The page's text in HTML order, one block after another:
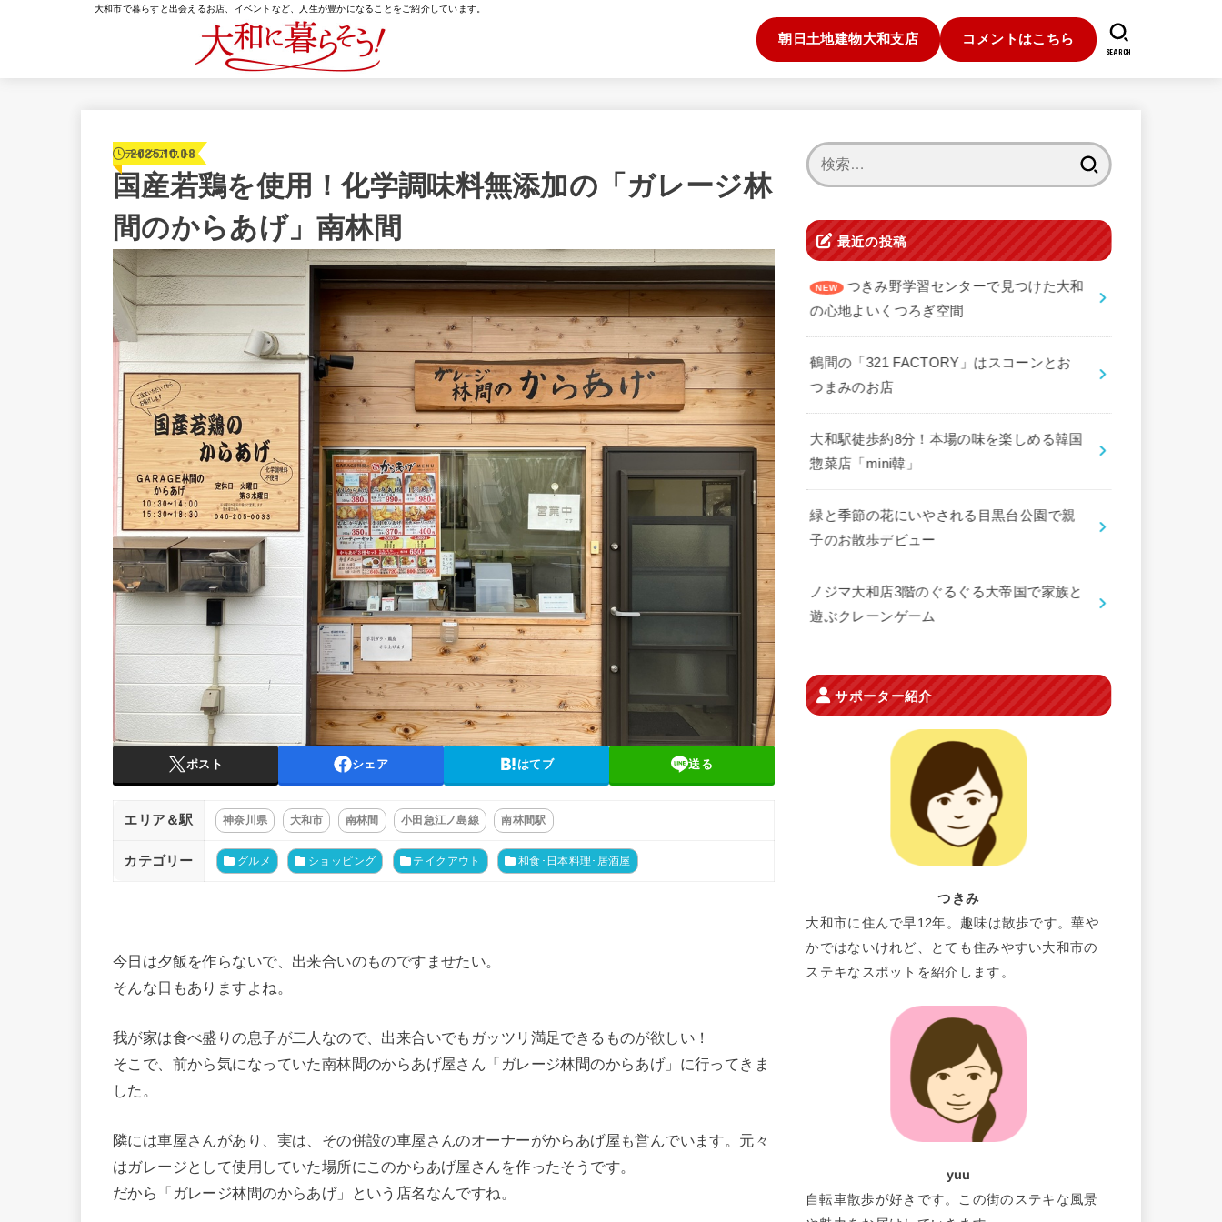
大和市で暮らすと出会えるお店、イベントなど、人生が豊かになることをご紹介しています。
朝日土地建物大和支店 コメントはこちら
SEARCH
テイクアウト
2025.10.08
国産若鶏を使用！化学調味料無添加の「ガレージ林
間のからあげ」南林間
ポスト シェア はてブ 送る
エリア＆駅 神奈川県 大和市 南林間 小田急江ノ島線 南林間駅
カテゴリー グルメ ショッピング テイクアウト 和食･日本料理･居酒屋
今日は夕飯を作らないで、出来合いのものですませたい。
そんな日もありますよね。
我が家は食べ盛りの息子が二人なので、出来合いでもガッツリ満足できるものが欲しい！
そこで、前から気になっていた南林間のからあげ屋さん「ガレージ林間のからあげ」に行ってきま
した。
隣には車屋さんがあり、実は、その併設の車屋さんのオーナーがからあげ屋も営んでいます。元々
はガレージとして使用していた場所にこのからあげ屋さんを作ったそうです。
だから「ガレージ林間のからあげ」という店名なんですね。
最近の投稿
つきみ野学習センターで見つけた大和
の心地よいくつろぎ空間
鶴間の「321 FACTORY」はスコーンとお
つまみのお店
大和駅徒歩約8分！本場の味を楽しめる韓国
惣菜店「mini韓」
緑と季節の花にいやされる目黒台公園で親
子のお散歩デビュー
ノジマ大和店3階のぐるぐる大帝国で家族と
遊ぶクレーンゲーム
サポーター紹介
つきみ
大和市に住んで早12年。趣味は散歩です。華や
かではないけれど、とても住みやすい大和市の
ステキなスポットを紹介します。
yuu
自転車散歩が好きです。この街のステキな風景